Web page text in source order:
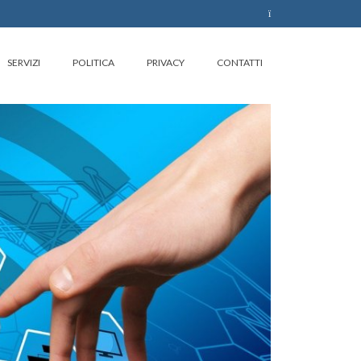
SERVIZI POLITICA PRIVACY CONTATTI